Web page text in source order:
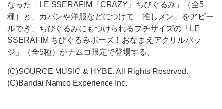
なった「LE SSERAFIM『CRAZY』ちびぐるみ」（全5
種）と、カバンや洋服などにつけて「推しメン」をアピー
ルでき、ちびぐるみにもつけられるプチサイズの「LE
SSERAFIM ちびぐるみポーズ！おなまえアクリルバッ
ジ」（全5種）がナムコ限定で登場する。
(C)SOURCE MUSIC & HYBE. All Rights Reserved.
(C)Bandai Namco Experience Inc.